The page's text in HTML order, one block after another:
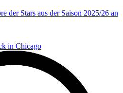
der Stars aus der Saison 2025/26 an